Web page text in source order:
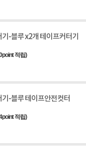
-블루 x2개 테이프커터기
적립)
-블루 테이프안전컷터
적립)